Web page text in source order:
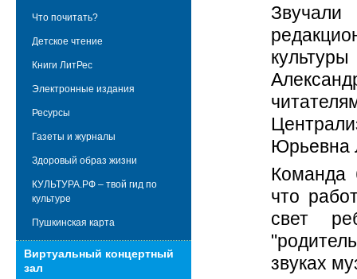
Юрьевна
Команда
что
свет
звуках
Что почитать?
Детское чтение
Книги ЛитРес
Электронные издания
Ресурсы
Газеты и журналы
Здоровый образ жизни
КУЛЬТУРА.РФ – твой гид по
культуре
Пушкинская карта
Виртуальный концертный
зал